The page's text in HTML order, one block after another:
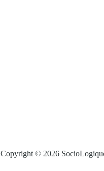
Copyright © 2026